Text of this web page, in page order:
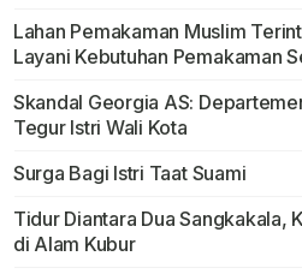
Lahan Pemakaman Muslim
Layani Kebutuhan Pemakaman
Skandal Georgia AS:
Tegur Istri Wali Kota
Surga Bagi Istri Taat Suami
Tidur Diantara Dua Sangkakala,
di Alam Kubur